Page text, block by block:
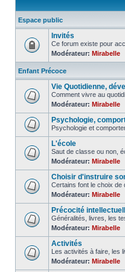
Espace public
Invités
Ce forum existe pour
Modérateur: Mirabelle
Enfant Précoce
Vie Quotidienne,
Comment vivre au
Modérateur: Mirabelle
Psychologie,
Psychologie et
L'école
Saut de classe ou non,
Modérateur: Mirabelle
Choisir d'instruire
Certains font le choix de
Modérateur: Mirabelle
Précocité
Généralités, livres, les
Modérateur: Mirabelle
Activités
Les activités à faire, les
Modérateur: Mirabelle